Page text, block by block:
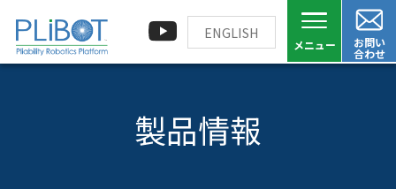
お問い
合わせ
ENGLISH
製品情報